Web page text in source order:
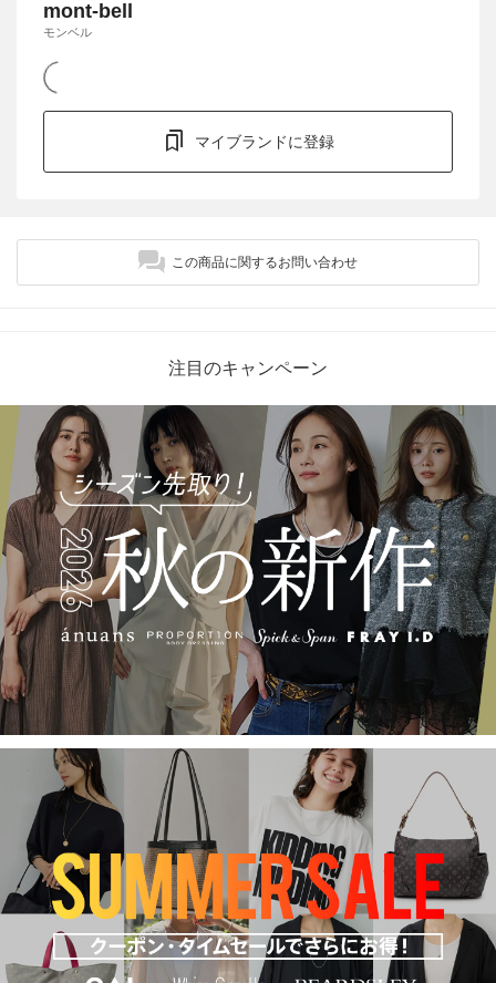
mont-bell
モンベル
マイブランドに登録
この商品に関するお問い合わせ
注目のキャンペーン